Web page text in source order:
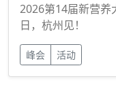
2026第14届新营养
日，杭州见！
峰会 活动